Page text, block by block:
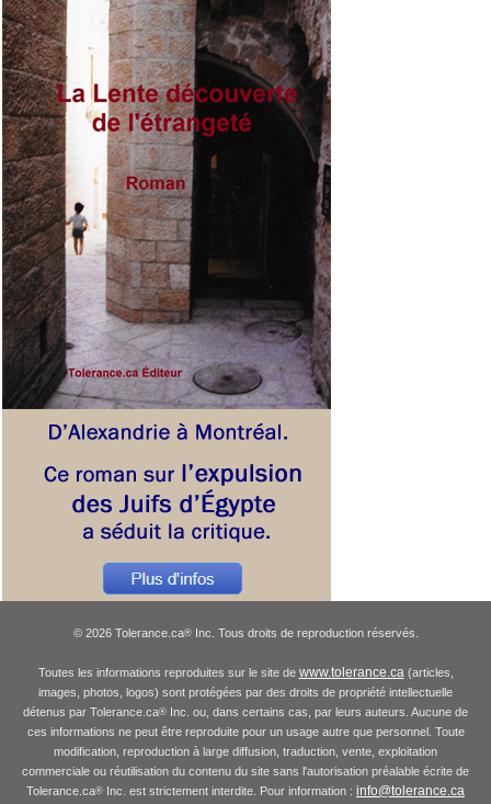
© 2026 Tolerance.ca®Inc. Tous droits de reproduction réservés.
Toutes les informations reproduites sur le site de www.tolerance.ca(articles,
images, photos, logos) sont protégées par des droits de propriété intellectuelle
détenus par Tolerance.ca® Inc. ou, dans certains cas, par leurs auteurs. Aucune de
ces informations ne peut être reproduite pour un usage autre que personnel. Toute
modification, reproduction à large diffusion, traduction, vente, exploitation
commerciale ou réutilisation du contenu du site sans l'autorisation préalable écrite de
Tolerance.ca® Inc. est strictement interdite. Pour information : info@tolerance.ca